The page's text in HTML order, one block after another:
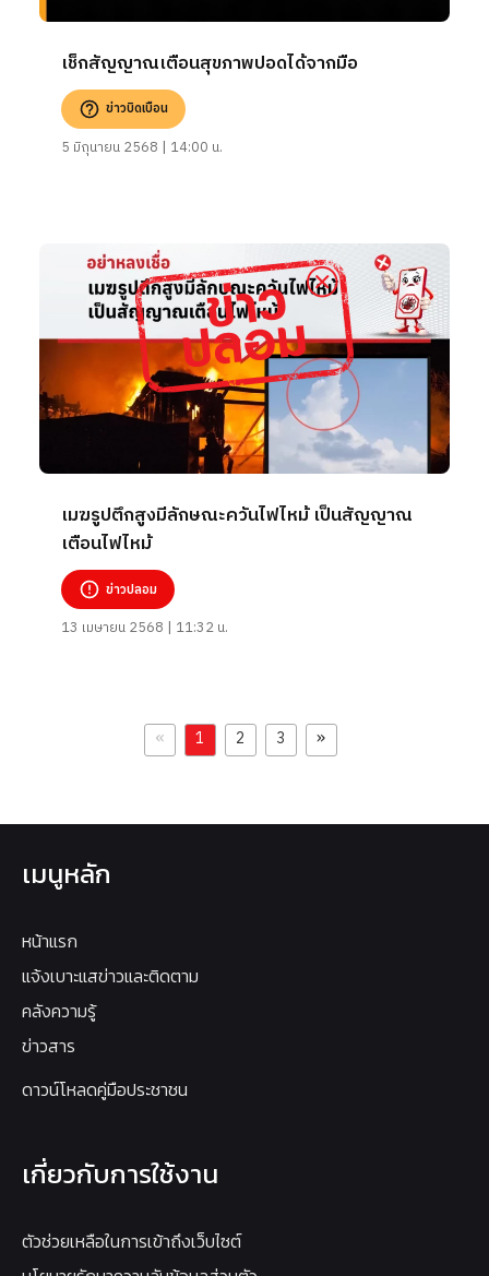
เช็กสัญญาณเตือนสุขภาพปอดได้จากมือ
ข่าวบิดเบือน
5 มิถุนายน 2568 | 14:00 น.
เมฆรูปตึกสูงมีลักษณะควันไฟไหม้ เป็นสัญญาณ
เตือนไฟไหม้
ข่าวปลอม
13 เมษายน 2568 | 11:32 น.
« 1 2 3 »
เมนูหลัก
หน้าแรก
แจ้งเบาะแสข่าวและติดตาม
คลังความรู้
ข่าวสาร
ดาวน์โหลดคู่มือประชาชน
เกี่ยวกับการใช้งาน
ตัวช่วยเหลือในการเข้าถึงเว็บไซต์